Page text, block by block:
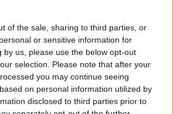
of the sale, sharing to third parties, or
or sensitive information for
by us, please use the below opt-out
selection. Please note that after your
you may continue seeing
on personal information utilized by
disclosed to third parties prior to